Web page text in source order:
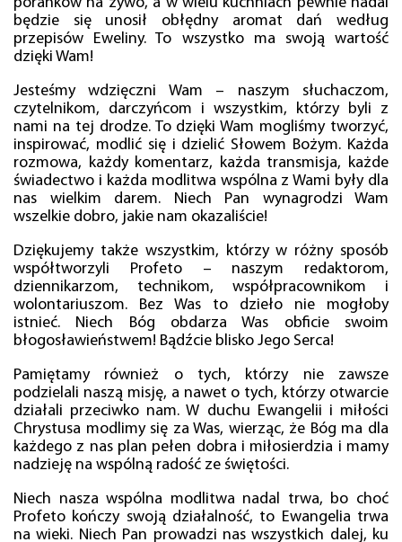
będzie się unosił obłędny aromat dań według
przepisów Eweliny. To wszystko ma swoją wartość
dzięki Wam!
Jesteśmy wdzięczni Wam – naszym słuchaczom,
czytelnikom, darczyńcom i wszystkim, którzy byli z
nami na tej drodze. To dzięki Wam mogliśmy tworzyć,
inspirować, modlić się i dzielić Słowem Bożym. Każda
rozmowa, każdy komentarz, każda transmisja, każde
świadectwo i każda modlitwa wspólna z Wami były dla
nas wielkim darem. Niech Pan wynagrodzi Wam
wszelkie dobro, jakie nam okazaliście!
Dziękujemy także wszystkim, którzy w różny sposób
współtworzyli Profeto – naszym redaktorom,
dziennikarzom, technikom, współpracownikom i
wolontariuszom. Bez Was to dzieło nie mogłoby
istnieć. Niech Bóg obdarza Was obficie swoim
błogosławieństwem! Bądźcie blisko Jego Serca!
Pamiętamy również o tych, którzy nie zawsze
podzielali naszą misję, a nawet o tych, którzy otwarcie
działali przeciwko nam. W duchu Ewangelii i miłości
Chrystusa modlimy się za Was, wierząc, że Bóg ma dla
każdego z nas plan pełen dobra i miłosierdzia i mamy
nadzieję na wspólną radość ze świętości.
Niech nasza wspólna modlitwa nadal trwa, bo choć
Profeto kończy swoją działalność, to Ewangelia trwa
na wieki. Niech Pan prowadzi nas wszystkich dalej, ku